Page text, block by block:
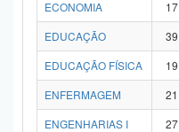
ECONOMIA
17
EDUCAÇÃO
39
EDUCAÇÃO FÍSICA
19
ENFERMAGEM
21
ENGENHARIAS I
27